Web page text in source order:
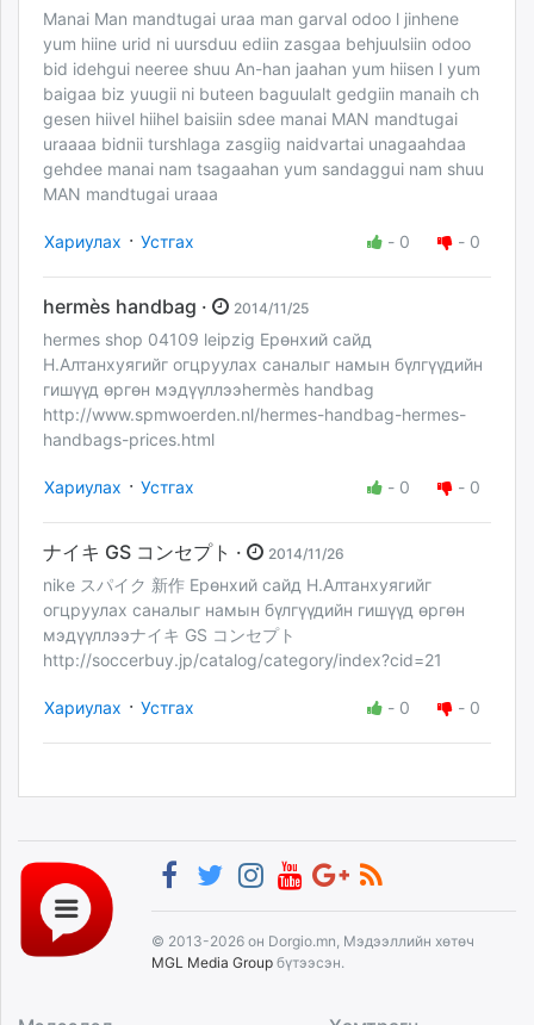
Manai Man mandtugai uraa man garval odoo l jinhene
yum hiine urid ni uursduu ediin zasgaa behjuulsiin odoo
bid idehgui neeree shuu An-han jaahan yum hiisen l yum
baigaa biz yuugii ni buteen baguulalt gedgiin manaih ch
gesen hiivel hiihel baisiin sdee manai MAN mandtugai
uraaaa bidnii turshlaga zasgiig naidvartai unagaahdaa
gehdee manai nam tsagaahan yum sandaggui nam shuu
MAN mandtugai uraaa
Хариулах · Устгах - 0 - 0
hermès handbag · 2014/11/25
hermes shop 04109 leipzig Ерөнхий сайд
Н.Алтанхуягийг огцруулах саналыг намын бүлгүүдийн
гишүүд өргөн мэдүүллээhermès handbag
http://www.spmwoerden.nl/hermes-handbag-hermes-
handbags-prices.html
Хариулах · Устгах - 0 - 0
ナイキ GS コンセプト · 2014/11/26
nike スパイク 新作 Ерөнхий сайд Н.Алтанхуягийг
огцруулах саналыг намын бүлгүүдийн гишүүд өргөн
мэдүүллээナイキ GS コンセプト
http://soccerbuy.jp/catalog/category/index?cid=21
Хариулах · Устгах - 0 - 0
© 2013-2026 он Dorgio.mn, Мэдээллийн хөтөч
MGL Media Group бүтээсэн.